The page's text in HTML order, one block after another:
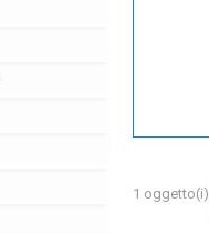
1 oggetto(i)